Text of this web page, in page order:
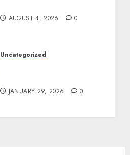
AUGUST 4, 2026 0
Uncategorized
JANUARY 29, 2026 0